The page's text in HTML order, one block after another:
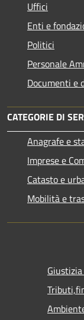
Uffici
Enti e
Politici
Personale
Documenti e
CATEGORIE DI
Anagrafe e
Imprese e
Catasto e
Mobilità e